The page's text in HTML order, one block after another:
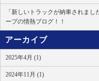
「新しいトラックが納車されま
ープの情熱ブログ！！
アーカイブ
2025年4月 (1)
2024年11月 (1)